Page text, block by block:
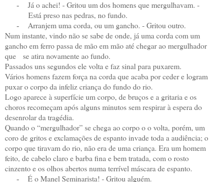
-
Já o achei! - Gritou um dos homens que mergulhavam. -
Está preso nas pedras, no fundo.
-
Arranjem uma corda, ou um gancho. - Gritou outro.
Num instante, vindo não se sabe de onde, já uma corda com um
gancho em ferro passa de mão em mão até chegar ao mergulhador
que
se atira novamente ao fundo.
Passados uns segundos ele volta e faz sinal para puxarem.
Vários homens fazem força na corda que acaba por ceder e logram
puxar o corpo da infeliz criança do fundo do rio.
Logo aparece à superfície um corpo, de bruços e a gritaria e os
choros recomeçam após alguns minutos sem respirar à espera do
desenrolar da tragédia.
Quando o “mergulhador” se chega ao corpo o o volta, porém, um
coro de gritos e exclamações de espanto invade toda a audiência; o
corpo que tiravam do rio, não era de uma criança. Era um homem
feito, de cabelo claro e barba fina e bem tratada, com o rosto
cinzento e os olhos abertos numa terrível máscara de espanto.
- É o Manel Seminarista! - Gritou alguém.